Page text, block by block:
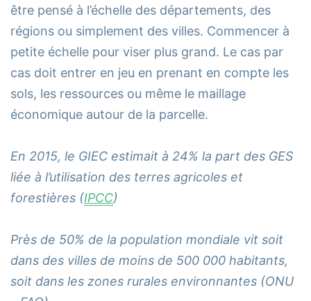
être pensé à l’échelle des départements, des
régions ou simplement des villes. Commencer à
petite échelle pour viser plus grand. Le cas par
cas doit entrer en jeu en prenant en compte les
sols, les ressources ou même le maillage
économique autour de la parcelle.
En 2015, le GIEC estimait à 24% la part des GES
liée à l’utilisation des terres agricoles et
forestières (IPCC)
Près de 50% de la population mondiale vit soit
dans des villes de moins de 500 000 habitants,
soit dans les zones rurales environnantes (ONU